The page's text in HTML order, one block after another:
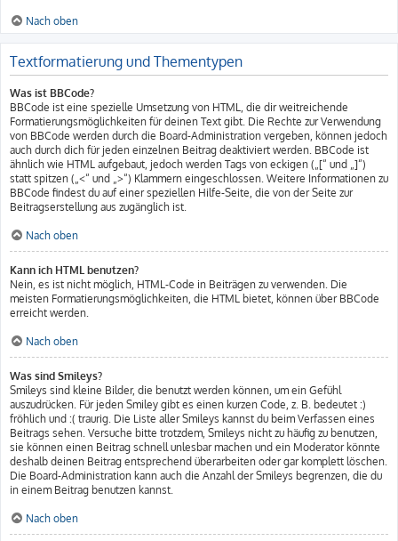
Nach oben
Textformatierung und Thementypen
Was ist BBCode?
BBCode ist eine spezielle Umsetzung von HTML, die dir weitreichende
Formatierungsmöglichkeiten für deinen Text gibt. Die Rechte zur Verwendung
von BBCode werden durch die Board-Administration vergeben, können jedoch
auch durch dich für jeden einzelnen Beitrag deaktiviert werden. BBCode ist
ähnlich wie HTML aufgebaut, jedoch werden Tags von eckigen („[“ und „]“)
statt spitzen („<“ und „>“) Klammern eingeschlossen. Weitere Informationen zu
BBCode findest du auf einer speziellen Hilfe-Seite, die von der Seite zur
Beitragserstellung aus zugänglich ist.
Nach oben
Kann ich HTML benutzen?
Nein, es ist nicht möglich, HTML-Code in Beiträgen zu verwenden. Die
meisten Formatierungsmöglichkeiten, die HTML bietet, können über BBCode
erreicht werden.
Nach oben
Was sind Smileys?
Smileys sind kleine Bilder, die benutzt werden können, um ein Gefühl
auszudrücken. Für jeden Smiley gibt es einen kurzen Code, z. B. bedeutet :)
fröhlich und :( traurig. Die Liste aller Smileys kannst du beim Verfassen eines
Beitrags sehen. Versuche bitte trotzdem, Smileys nicht zu häufig zu benutzen,
sie können einen Beitrag schnell unlesbar machen und ein Moderator könnte
deshalb deinen Beitrag entsprechend überarbeiten oder gar komplett löschen.
Die Board-Administration kann auch die Anzahl der Smileys begrenzen, die du
in einem Beitrag benutzen kannst.
Nach oben